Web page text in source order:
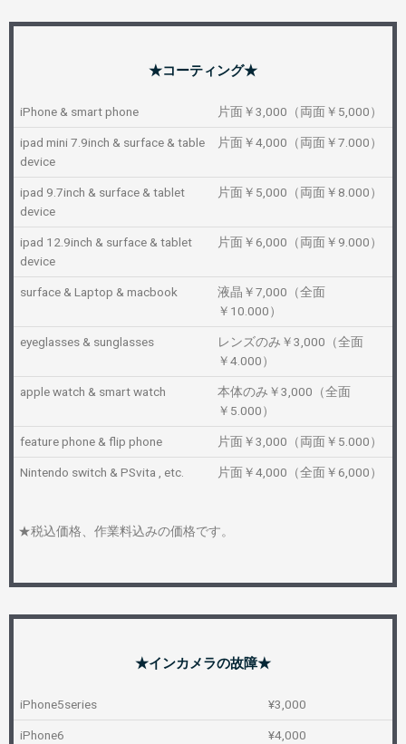
★コーティング★
iPhone & smart phone 片面￥3,000（両面￥5,000）
ipad mini 7.9inch & surface & table
device
片面￥4,000（両面￥7.000）
ipad 9.7inch & surface & tablet
device
片面￥5,000（両面￥8.000）
ipad 12.9inch & surface & tablet
device
片面￥6,000（両面￥9.000）
surface & Laptop & macbook
液晶￥7,000（全面
￥10.000）
eyeglasses & sunglasses
レンズのみ￥3,000（全面
￥4.000）
apple watch & smart watch
本体のみ￥3,000（全面
￥5.000）
feature phone & flip phone 片面￥3,000（両面￥5.000）
Nintendo switch & PSvita , etc. 片面￥4,000（全面￥6,000）
★税込価格、作業料込みの価格です。
★インカメラの故障★
iPhone5series ¥3,000
iPhone6 ¥4,000